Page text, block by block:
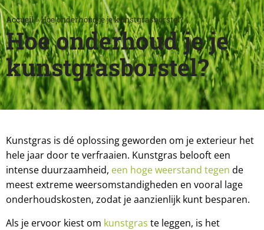
Accueil»Hoe onderhoud je je kunstgrasborstel?
Hoe onderhoud je je
kunstgrasborstel?
Kunstgras is dé oplossing geworden om je exterieur het
hele jaar door te verfraaien. Kunstgras belooft een
intense duurzaamheid, een hoge weerstand tegen de
meest extreme weersomstandigheden en vooral lage
onderhoudskosten, zodat je aanzienlijk kunt besparen.
Als je ervoor kiest om kunstgras te leggen, is het